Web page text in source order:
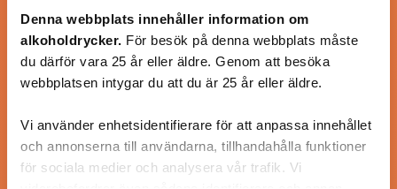
Denna webbplats innehåller information om
alkoholdrycker. För besök på denna webbplats måste
du därför vara 25 år eller äldre. Genom att besöka
webbplatsen intygar du att du är 25 år eller äldre.
Vi använder enhetsidentifierare för att anpassa innehållet
och annonserna till användarna, tillhandahålla funktioner
för sociala medier och analysera vår trafik. Vi
@koppargrytan